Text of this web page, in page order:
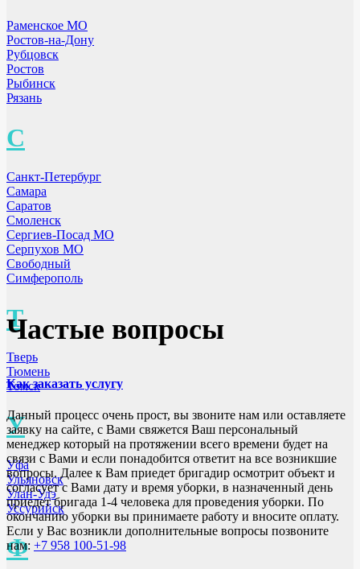
Раменское МО
Ростов-на-Дону
Рубцовск
Ростов
Рыбинск
Рязань
С
Санкт-Петербург
Самара
Саратов
Смоленск
Сергиев-Посад МО
Серпухов МО
Свободный
Симферополь
Т
Тверь
Тюмень
Томск
У
Уфа
Ульяновск
Улан-Удэ
Уссурийск
Ф
Частые вопросы
Как заказать услугу
Данный процесс очень прост, вы звоните нам или оставляете
заявку на сайте, с Вами свяжется Ваш персональный
менеджер который на протяжении всего времени будет на
связи с Вами и если понадобится ответит на все возникшие
вопросы. Далее к Вам приедет бригадир осмотрит объект и
согласует с Вами дату и время уборки, в назначенный день
приедет бригада 1-4 человека для проведения уборки. По
окончанию уборки вы принимаете работу и вносите оплату.
Если у Вас возникли дополнительные вопросы позвоните
нам: +7 958 100-51-98